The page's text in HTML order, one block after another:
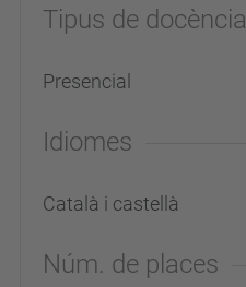
Tipus de docència
Presencial
Idiomes
Català i castellà
Núm. de places